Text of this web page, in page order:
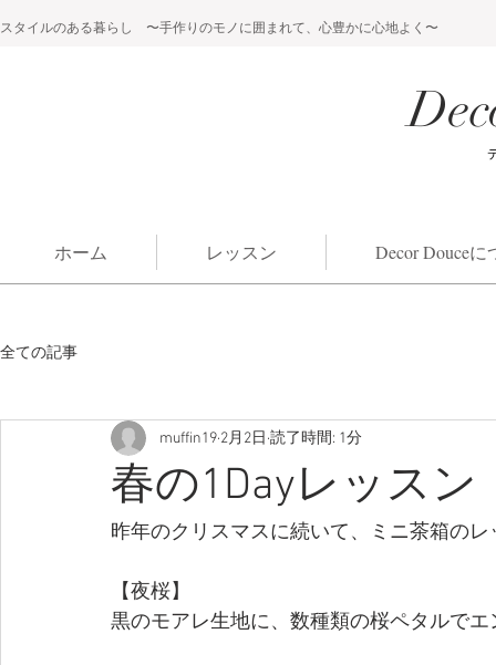
スタイルのある暮らし 〜手作りのモノに囲まれて、心豊かに心地よく〜
ホーム レッスン Decor Douceに
全ての記事
春の1Dayレッスン
muffin19 2月2日 読了時間: 1分
昨年のクリスマスに続いて、ミニ茶箱の
【夜桜】
黒のモアレ生地に、数種類の桜ペタルで